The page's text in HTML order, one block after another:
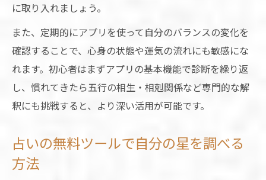
に取り入れましょう。
また、定期的にアプリを使って自分のバランスの変化を
確認することで、心身の状態や運気の流れにも敏感にな
れます。初心者はまずアプリの基本機能で診断を繰り返
し、慣れてきたら五行の相生・相剋関係など専門的な解
釈にも挑戦すると、より深い活用が可能です。
占いの無料ツールで自分の星を調べる
方法